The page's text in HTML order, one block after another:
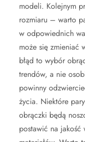
modeli. Kolejnym
rozmiaru – warto
w odpowiednich
może się zmieniać
błąd to wybór
trendów, a nie
powinny
życia. Niektóre
obrączki będą
postawić na jakość